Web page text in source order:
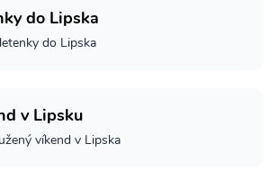
do Lipska
do Lipska
v Lipsku
víkend v Lipska